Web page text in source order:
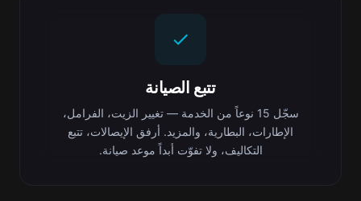
تتبع الصيانة
سجّل 15 نوعاً من الخدمة — تغيير الزيت، الفرامل،
الإطارات، البطارية، والمزيد. أرفق الإيصالات، تتبع
التكاليف، ولا تفوّت أبداً موعد صيانة.